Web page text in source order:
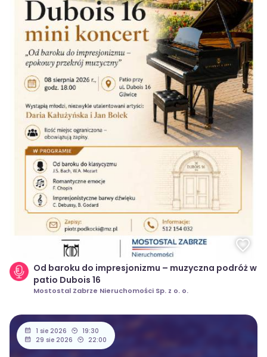
Od baroku do impresjonizmu – muzyczna podróż w
patio Dubois 16
Mostostal Zabrze Nieruchomości Sp. z o. o.
1 sie 2026
19:30
29 sie 2026
22:00